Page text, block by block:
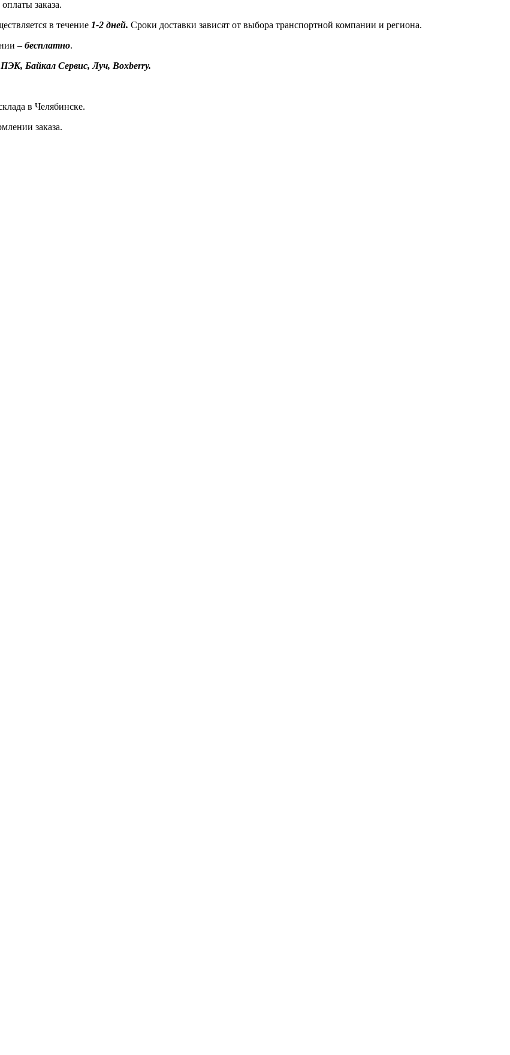
заказа.
в течение 1-2 дней. Сроки доставки зависят от выбора транспортной компании и региона.
– бесплатно.
Байкал Сервис, Луч, Boxberry.
в Челябинске.
заказа.